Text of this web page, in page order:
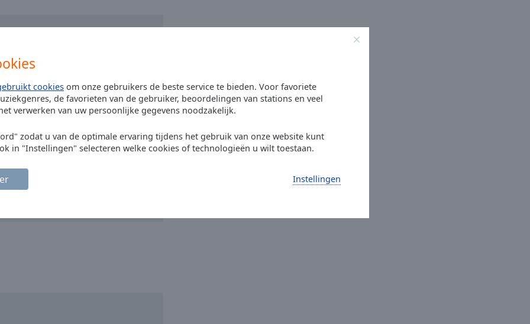
cookies om onze gebruikers de beste service te bieden. Voor favoriete
de favorieten van de gebruiker, beoordelingen van stations en veel
verwerken van uw persoonlijke gegevens noodzakelijk.
zodat u van de optimale ervaring tijdens het gebruik van onze website kunt
in "Instellingen" selecteren welke cookies of technologieën u wilt toestaan.
Instellingen